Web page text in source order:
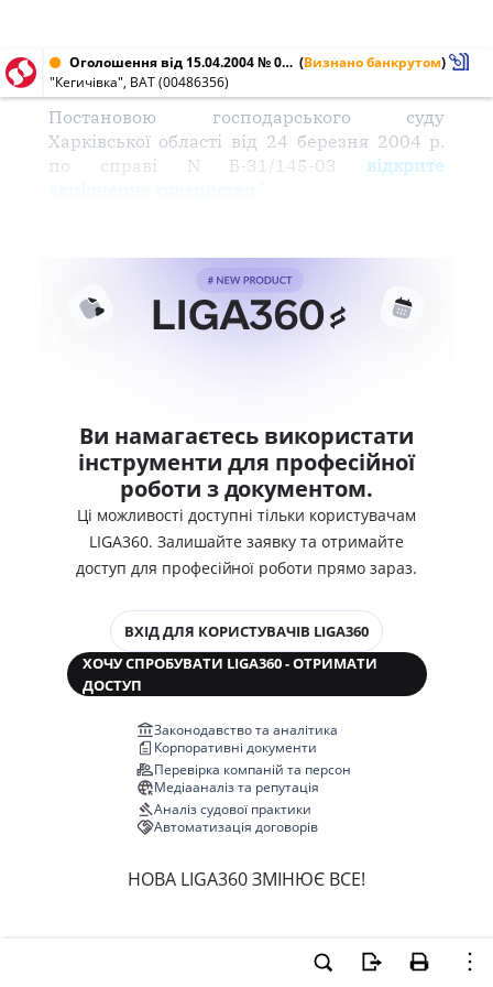
Оголошення від 15.04.2004 № 00486356 (Визнано банкрутом)
"Кегичівка", ВАТ (00486356)
Постановою господарського суду
Харківської області від 24 березня 2004 р.
по справі N Б-31/145-03 відкрите
Ви намагаєтесь використати
інструменти для професійної
роботи з документом.
Ці можливості доступні тільки користувачам
LIGA360. Залишайте заявку та отримайте
доступ для професійної роботи прямо зараз.
ВХІД ДЛЯ КОРИСТУВАЧІВ LIGA360
ХОЧУ СПРОБУВАТИ LIGA360 - ОТРИМАТИ
ДОСТУП
Законодавство та аналітика
Корпоративні документи
Перевірка компаній та персон
Медіааналіз та репутація
Аналіз судової практики
Автоматизація договорів
НОВА LIGA360 ЗМІНЮЄ ВСЕ!